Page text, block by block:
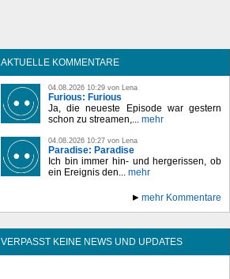
AKTUELLE KOMMENTARE
04.08.2026 10:29 von Lena
Furious: Furious
Ja, die neueste Episode war gestern
schon zu streamen,... mehr
04.08.2026 10:27 von Lena
Paradise: Paradise
Ich bin immer hin- und hergerissen, ob
ein Ereignis den... mehr
mehr Kommentare
VERPASST KEINE NEWS UND UPDATES